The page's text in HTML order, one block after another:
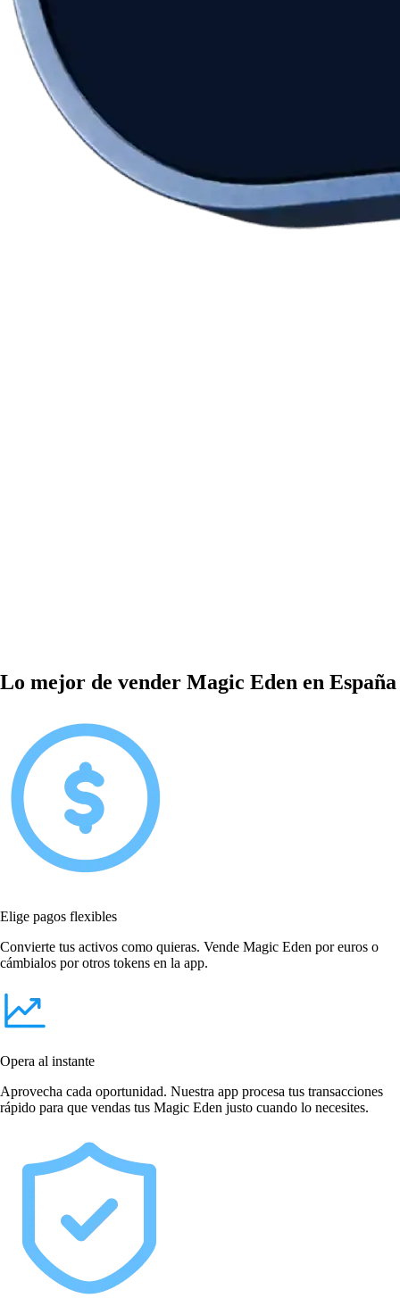
Lo mejor de vender Magic Eden en España
Elige pagos flexibles
Convierte tus activos como quieras. Vende Magic Eden por euros o
cámbialos por otros tokens en la app.
Opera al instante
Aprovecha cada oportunidad. Nuestra app procesa tus transacciones
rápido para que vendas tus Magic Eden justo cuando lo necesites.